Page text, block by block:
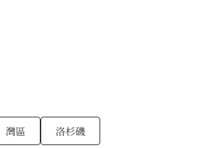
灣區 洛杉磯